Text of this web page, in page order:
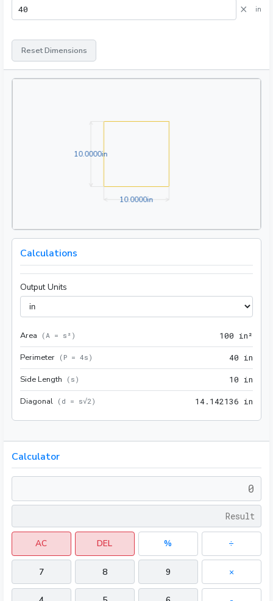
× in
Reset Dimensions
10.0000in10.0000in
10.0000in10.0000in
Calculations
Output Units
Area (A = s² ) 100 in²
Perimeter ( P = 4s ) 40 in
Side Length ( s ) 10 in
Diagonal ( d = s√2) 14. 142136 in
Calculator
AC DEL % ÷
7 8 9 ×